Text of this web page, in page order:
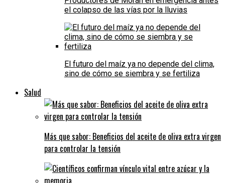
el colapso de las vías por la lluvias
El futuro del maíz ya no depende del clima,
sino de cómo se siembra y se fertiliza
Salud
Más que sabor: Beneficios del aceite de oliva extra virgen
para controlar la tensión